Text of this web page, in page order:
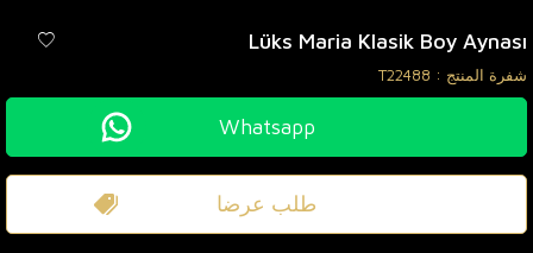
Lüks Maria Klasik Boy Aynası
شفرة المنتج : T22488
Whatsapp
طلب عرضا